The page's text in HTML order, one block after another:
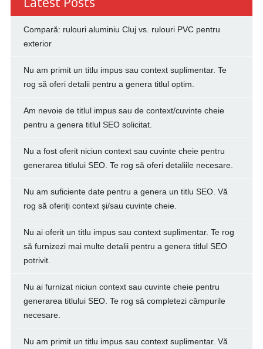
Compară: rulouri aluminiu Cluj vs. rulouri PVC pentru
exterior
Nu am primit un titlu impus sau context suplimentar. Te
rog să oferi detalii pentru a genera titlul optim.
Am nevoie de titlul impus sau de context/cuvinte cheie
pentru a genera titlul SEO solicitat.
Nu a fost oferit niciun context sau cuvinte cheie pentru
generarea titlului SEO. Te rog să oferi detaliile necesare.
Nu am suficiente date pentru a genera un titlu SEO. Vă
rog să oferiți context și/sau cuvinte cheie.
Nu ai oferit un titlu impus sau context suplimentar. Te rog
să furnizezi mai multe detalii pentru a genera titlul SEO
potrivit.
Nu ai furnizat niciun context sau cuvinte cheie pentru
generarea titlului SEO. Te rog să completezi câmpurile
necesare.
Nu am primit un titlu impus sau context suplimentar. Vă